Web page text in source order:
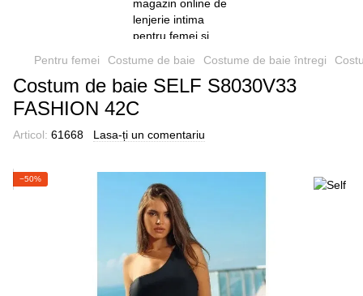
Pentru femei Costume de baie Costume de baie întregi
Costum de baie SELF S8030V33
FASHION 42C
Articol: 61668 Lasa-ți un comentariu
−50%